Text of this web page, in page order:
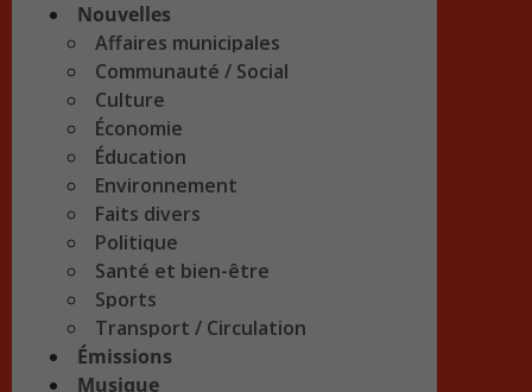
Nouvelles
Affaires municipales
Communauté / Social
Culture
Économie
Éducation
Environnement
Faits divers
Politique
Santé et bien-être
Sports
Transport / Circulation
Émissions
Musique